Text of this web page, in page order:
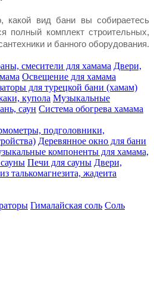
какой вид бани вы собираетесь
полный комплект строительных,
и банного оборудования.
смесители для хамама Двери,
Освещение для хамама
для турецкой бани (хамам)
купола Музыкальные
саун Система обогрева хамама
подголовники,
Деревянное окно для бани
компоненты для хамама,
Печи для сауны Двери,
талькомагнезита, жадеита
Гималайская соль Соль